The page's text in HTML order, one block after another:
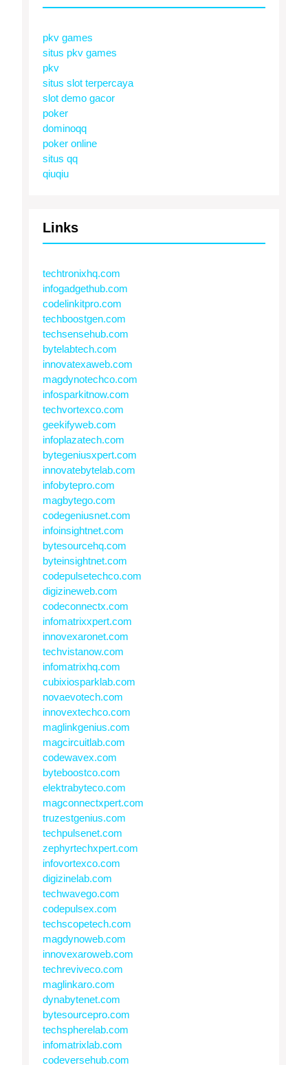
pkv games
situs pkv games
pkv
situs slot terpercaya
slot demo gacor
poker
dominoqq
poker online
situs qq
qiuqiu
Links
techtronixhq.com
infogadgethub.com
codelinkitpro.com
techboostgen.com
techsensehub.com
bytelabtech.com
innovatexaweb.com
magdynotechco.com
infosparkitnow.com
techvortexco.com
geekifyweb.com
infoplazatech.com
bytegeniusxpert.com
innovatebytelab.com
infobytepro.com
magbytego.com
codegeniusnet.com
infoinsightnet.com
bytesourcehq.com
byteinsightnet.com
codepulsetechco.com
digizineweb.com
codeconnectx.com
infomatrixxpert.com
innovexaronet.com
techvistanow.com
infomatrixhq.com
cubixiosparklab.com
novaevotech.com
innovextechco.com
maglinkgenius.com
magcircuitlab.com
codewavex.com
byteboostco.com
elektrabyteco.com
magconnectxpert.com
truzestgenius.com
techpulsenet.com
zephyrtechxpert.com
infovortexco.com
digizinelab.com
techwavego.com
codepulsex.com
techscopetech.com
magdynoweb.com
innovexaroweb.com
techreviveco.com
maglinkaro.com
dynabytenet.com
bytesourcepro.com
techspherelab.com
infomatrixlab.com
codeversehub.com